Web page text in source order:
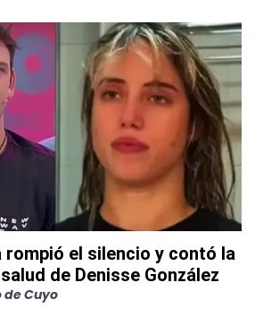
el silencio y contó la
de Denisse González
de Cuyo